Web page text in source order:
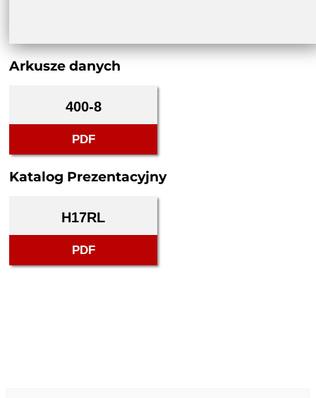
Arkusze danych
400-8
PDF
Katalog Prezentacyjny
H17RL
PDF